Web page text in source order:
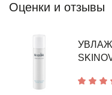
Оценки и отзывы